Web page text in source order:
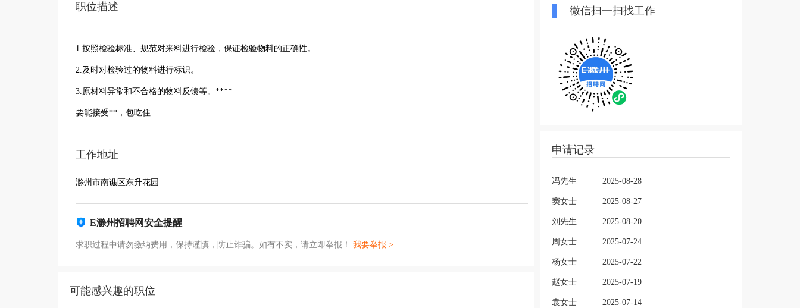
职位描述
1.按照检验标准、规范对来料进行检验，保证检验物料的正确性。
2.及时对检验过的物料进行标识。
3.原材料异常和不合格的物料反馈等。****
要能接受**，包吃住
工作地址
滁州市南谯区东升花园
E滁州招聘网安全提醒
求职过程中请勿缴纳费用，保持谨慎，防止诈骗。如有不实，请立即举报！ 我要举报 >
可能感兴趣的职位
微信扫一扫找工作
申请记录
冯先生 2025-08-28
窦女士 2025-08-27
刘先生 2025-08-20
周女士 2025-07-24
杨女士 2025-07-22
赵女士 2025-07-19
袁女士 2025-07-14